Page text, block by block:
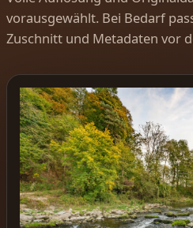
vorausgewählt. Bei Bedarf
Zuschnitt und Metadaten vor